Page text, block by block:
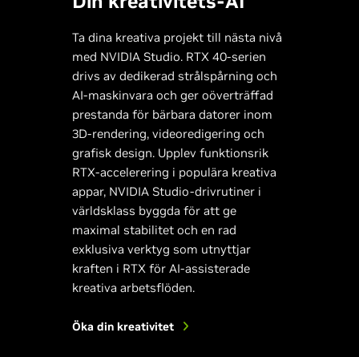
Ta dina kreativa projekt till nästa nivå
med NVIDIA Studio. RTX 40-serien
drivs av dedikerad strålspårning och
AI-maskinvara och ger oöverträffad
prestanda för bärbara datorer inom
3D-rendering, videoredigering och
grafisk design. Upplev funktionsrik
RTX-accelerering i populära kreativa
appar, NVIDIA Studio-drivrutiner i
världsklass byggda för att ge
maximal stabilitet och en rad
exklusiva verktyg som utnyttjar
kraften i RTX för AI-assisterade
kreativa arbetsflöden.
Öka din kreativitet